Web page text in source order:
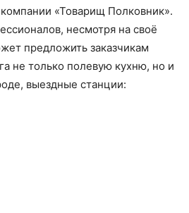
«Товарищ Полковник».
несмотря на своё
предложить заказчикам
не только полевую кухню, но и
выездные станции: